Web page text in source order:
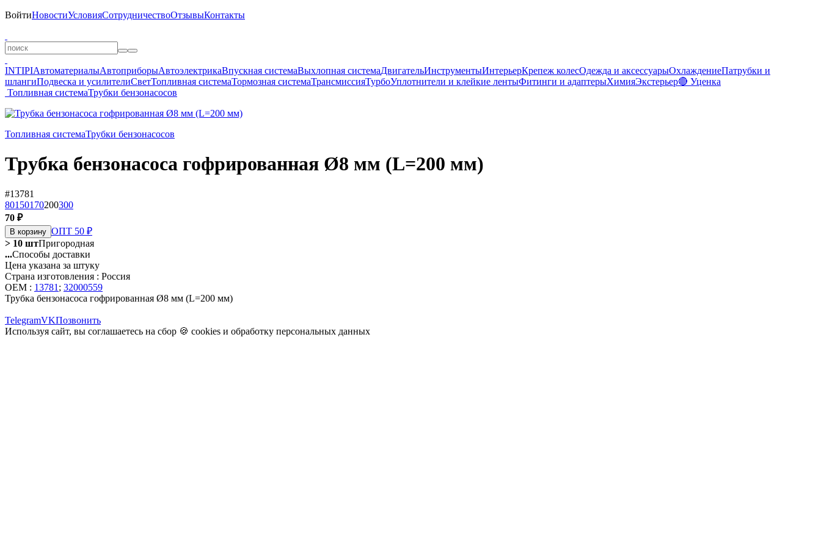
ВойтиНовостиУсловияСотрудничествоОтзывыКонтакты
INTIPIАвтоматериалыАвтоприборыАвтоэлектрикаВпускная системаВыхлопная системаДвигательИнструментыИнтерьерКрепеж колесОдежда и аксессуарыОхлаждениеПатрубки и
шлангиПодвеска и усилителиСветТопливная системаТормозная системаТрансмиссияТурбоУплотнители и клейкие лентыФитинги и адаптерыХимияЭкстерьер🔴 Уценка
Топливная системаТрубки бензонасосов
Топливная системаТрубки бензонасосов
Трубка бензонасоса гофрированная Ø8 мм (L=200 мм)
#13781
80150170200300
70 ₽
В корзину ОПТ 50 ₽
> 10 штПригородная
...Способы доставки
Цена указана за штуку
Страна изготовления : Россия
OEM : 13781 ; 32000559
Трубка бензонасоса гофрированная Ø8 мм (L=200 мм)
TelegramVKПозвонить
Используя сайт, вы соглашаетесь на сбор 🍪 cookies и обработку персональных данных